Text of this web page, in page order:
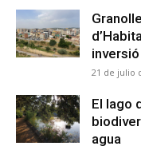
21 de julio
El lago
agua